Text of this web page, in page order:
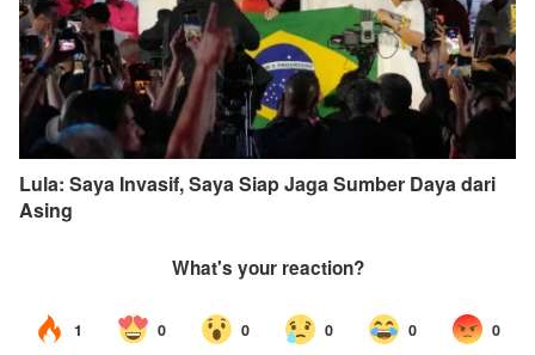
Lula: Saya Invasif, Saya Siap Jaga Sumber Daya dari
Asing